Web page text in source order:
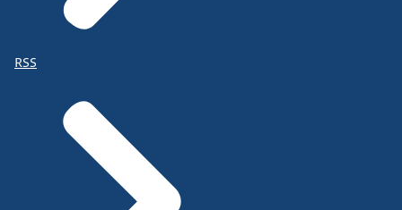
RSS